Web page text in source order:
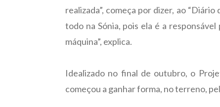
realizada”, começa por dizer, ao
todo na Sónia, pois ela é a
máquina”, explica.
Idealizado no final de outubro, o
começou a ganhar forma, no terreno,